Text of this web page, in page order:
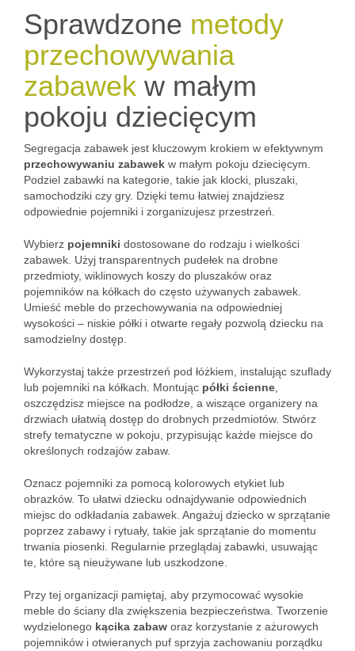
Sprawdzone metody
przechowywania
zabawek w małym
pokoju dziecięcym
Segregacja zabawek jest kluczowym krokiem w efektywnym
przechowywaniu zabawek w małym pokoju dziecięcym.
Podziel zabawki na kategorie, takie jak klocki, pluszaki,
samochodziki czy gry. Dzięki temu łatwiej znajdziesz
odpowiednie pojemniki i zorganizujesz przestrzeń.
Wybierz pojemniki dostosowane do rodzaju i wielkości
zabawek. Użyj transparentnych pudełek na drobne
przedmioty, wiklinowych koszy do pluszaków oraz
pojemników na kółkach do często używanych zabawek.
Umieść meble do przechowywania na odpowiedniej
wysokości – niskie półki i otwarte regały pozwolą dziecku na
samodzielny dostęp.
Wykorzystaj także przestrzeń pod łóżkiem, instalując szuflady
lub pojemniki na kółkach. Montując półki ścienne
oszczędzisz miejsce na podłodze, a wiszące organizery na
drzwiach ułatwią dostęp do drobnych przedmiotów. Stwórz
strefy tematyczne w pokoju, przypisując każde miejsce do
określonych rodzajów zabaw.
Oznacz pojemniki za pomocą kolorowych etykiet lub
obrazków. To ułatwi dziecku odnajdywanie odpowiednich
miejsc do odkładania zabawek. Angażuj dziecko w sprzątanie
poprzez zabawy i rytuały, takie jak sprzątanie do momentu
trwania piosenki. Regularnie przeglądaj zabawki, usuwając
te, które są nieużywane lub uszkodzone.
Przy tej organizacji pamiętaj, aby przymocować wysokie
meble do ściany dla zwiększenia bezpieczeństwa. Tworzenie
wydzielonego kącika zabaw oraz korzystanie z ażurowych
pojemników i otwieranych puf sprzyja zachowaniu porządku